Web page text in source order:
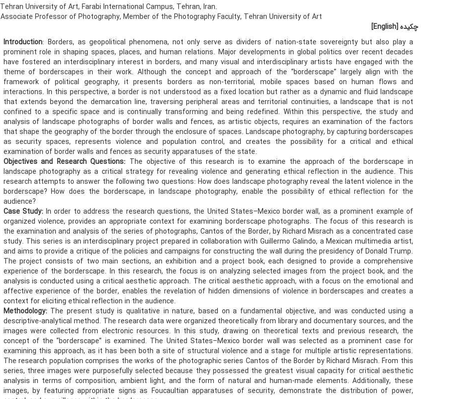
Tehran University of Art, Farabi International Campus, Tehran, Iran.
Associate Professor of Photography, Member of the Photography Faculty, Tehran University of Art
چکیده [English]
Introduction: Borders, as geopolitical phenomena, not only serve as dividers of nation-state sovereignty but also play a
prominent role in shaping spaces, places, and human relations. Major developments in global politics over recent decades
have fostered an interdisciplinary interest in borders, and many visual and interdisciplinary artists have engaged with the
theme of borderscapes in their work. Although the concept and approach of the “borderscape” largely align with the
framework of political geography, it presents borders as non-territorial, mobile spaces based on human flows and
interactions. In this perspective, a border is not understood as a fixed location but rather as a dynamic and fluid landscape
that extends beyond the demarcation line, traversing peripheral areas and territorial continuities, a landscape that is not
confined to a specific space and is continually transforming and being redefined. Within this perspective, the study and
analysis of landscape photographs of border walls and fences, as artistic objects, requires an examination of the factors
that shape the geography of the border through the enclosure of spaces. Landscape photography, by capturing borderscapes
as security spaces, represents violence and population control, and creates the possibility for a critical and ethical
examination of border walls and fences as security apparatuses of the state.
Objectives and Research Questions: The objective of this research is to examine the approach of the borderscape in
landscape photography as a critical strategy for revealing violence and generating ethical reflection in the audience. This
research attempts to answer the following two questions: How does landscape photography reveal the latent violence in the
borderscape? How does the borderscape, in landscape photography, enable the possibility of ethical reflection for the
audience?
Case Study:In order to address the research questions, the United States–Mexico border wall, as a prominent example of
organized violence, provides an appropriate context for examining borderscape photographs. The focus of this research is
the examination and analysis of the series of photographs, Cantos of the Border, by Richard Misrach as a concentrated case
study. This series is an interdisciplinary project prepared in collaboration with Guillermo Galindo, a Mexican multimedia artist,
and aims to provide a critique of the policies and campaigns for constructing the wall during the presidency of Donald Trump.
The project consists of two main sections, an exhibition and a project book, each designed to provide a comprehensive
experience of the borderscape. In this research, the focus is on analyzing selected images from the project book, and the
analysis is conducted using a critical aesthetic approach. The critical aesthetic approach, with a focus on the emotional and
affective experience of the border, enables the revelation of hidden dimensions of violence in borderscapes and creates a
context for eliciting ethical reflection in the audience.
Methodology: The present study is qualitative in nature, based on a fundamental objective, and was conducted using a
descriptive-analytical method. The research data were organized theoretically from library and documentary sources, and the
images were collected from electronic resources. In this study, drawing on theoretical texts and previous research, the
concept of the “borderscape” is examined. The United States–Mexico border wall was selected as a prominent case for
examining this approach, as it has been both a site of structural violence and a stage for multiple artistic representations.
The research population comprises the works of the photographic series Cantos of the Border by Richard Misrach. From this
series, three images were purposefully selected because they possessed the greatest visual capacity for critical aesthetic
analysis in terms of composition, ambient light, and the form of natural and human-made elements. Additionally, these
images, by featuring appropriate signs as Foucaultian apparatuses of security, demonstrate the distribution of power,